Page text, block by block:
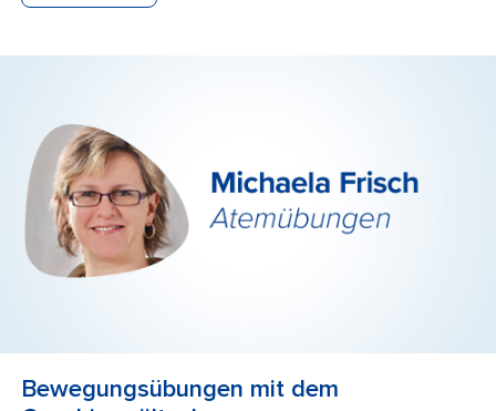
Bewegungsübungen mit dem